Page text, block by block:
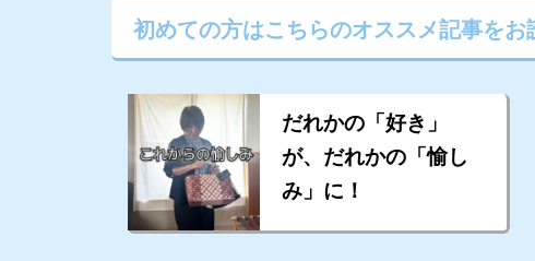
初めての方はこちらのオススメ記事を
だれかの「好き」
が、だれかの「愉し
み」に！